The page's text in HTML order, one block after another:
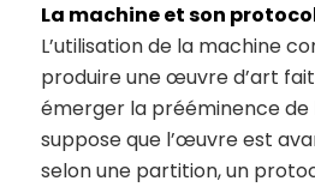
La machine et son
L’utilisation de la machine
produire une œuvre d’art
émerger la prééminence de
suppose que l’œuvre est
selon une partition, un